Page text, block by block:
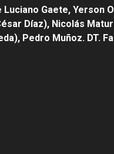
Gaete, Yerson
Díaz), Nicolás
Pedro Muñoz. DT.